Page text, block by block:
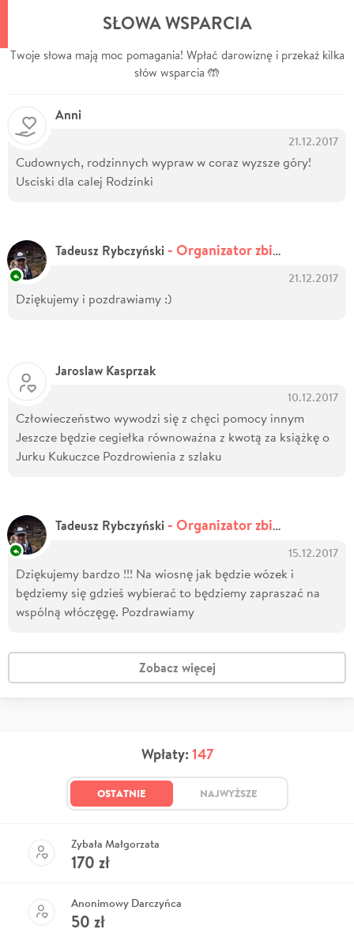
SŁOWA WSPARCIA
Twoje słowa mają moc pomagania! Wpłać darowiznę i przekaż kilka
słów wsparcia 🤲
Anni
21.12.2017
Cudownych, rodzinnych wypraw w coraz wyzsze góry!
Usciski dla calej Rodzinki
Tadeusz Rybczyński - Organizator zbiórki
21.12.2017
Dziękujemy i pozdrawiamy :)
Jaroslaw Kasprzak
10.12.2017
Człowieczeństwo wywodzi się z chęci pomocy innym
Jeszcze będzie cegiełka równoważna z kwotą za książkę o
Jurku Kukuczce Pozdrowienia z szlaku
Tadeusz Rybczyński - Organizator zbiórki
15.12.2017
Dziękujemy bardzo !!! Na wiosnę jak będzie wózek i
będziemy się gdzieś wybierać to będziemy zapraszać na
wspólną włóczęgę. Pozdrawiamy
Zobacz więcej
Wpłaty: 147
OSTATNIE NAJWYŻSZE
Zybała Małgorzata
170 zł
Anonimowy Darczyńca
50 zł